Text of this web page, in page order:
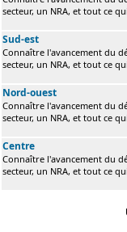
secteur, un NRA, et tout ce
Sud-est
Connaître l'avancement du
secteur, un NRA, et tout ce
Nord-ouest
Connaître l'avancement du
secteur, un NRA, et tout ce
Centre
Connaître l'avancement du
secteur, un NRA, et tout ce